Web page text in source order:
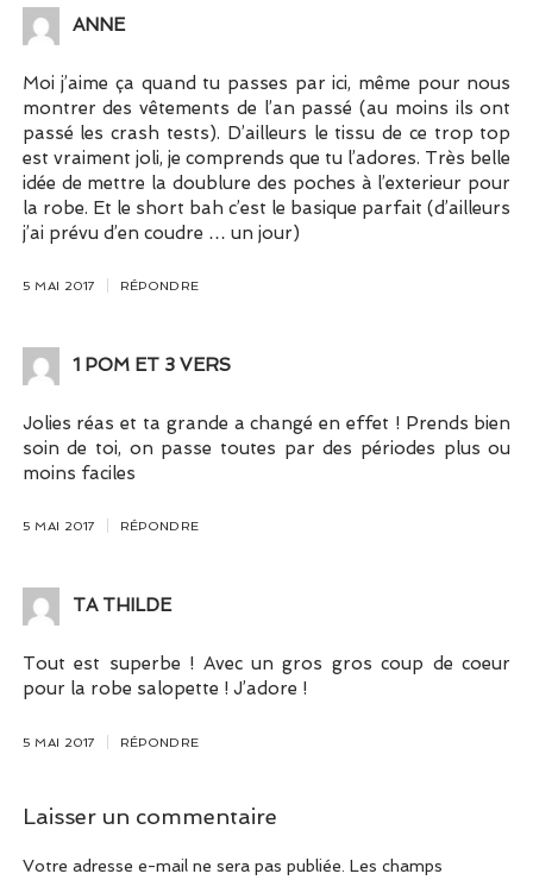
ANNE
Moi j’aime ça quand tu passes par ici, même pour nous
montrer des vêtements de l’an passé (au moins ils ont
passé les crash tests). D’ailleurs le tissu de ce trop top
est vraiment joli, je comprends que tu l’adores. Très belle
idée de mettre la doublure des poches à l’exterieur pour
la robe. Et le short bah c’est le basique parfait (d’ailleurs
j’ai prévu d’en coudre … un jour)
5 MAI 2017 RÉPONDRE
1 POM ET 3 VERS
Jolies réas et ta grande a changé en effet ! Prends bien
soin de toi, on passe toutes par des périodes plus ou
moins faciles
5 MAI 2017 RÉPONDRE
TA THILDE
Tout est superbe ! Avec un gros gros coup de coeur
pour la robe salopette ! J’adore !
5 MAI 2017 RÉPONDRE
Laisser un commentaire
Votre adresse e-mail ne sera pas publiée. Les champs